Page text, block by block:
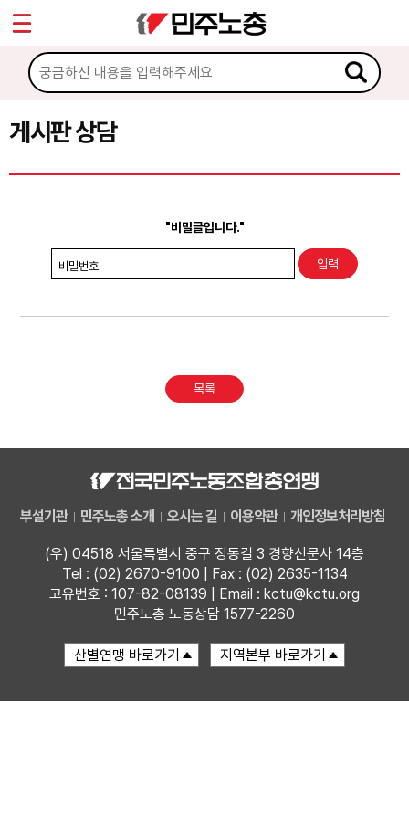
게시판 상담
"비밀글입니다."
비밀번호
목록
부설기관 민주노총 소개 오시는 길 이용약관 개인정보처리방침
(우) 04518 서울특별시 중구 정동길 3 경향신문사 14층
Tel : (02) 2670-9100 | Fax : (02) 2635-1134
고유번호 : 107-82-08139 | Email : kctu@kctu.org
민주노총 노동상담 1577-2260
마이페이지
소개
소식
노동상담
권리찾기수첩 검색
찾아보기
Sketchbook5, 스케치북5
Sketchbook5, 스케치북5